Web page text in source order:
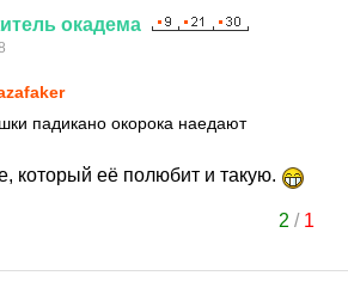
окадема
падикано окорока наедают
который её полюбит и такую.
2 / 1